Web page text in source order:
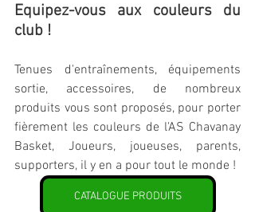
Equipez-vous aux couleurs du
club !
Tenues d'entraînements, équipements
sortie, accessoires, de nombreux
produits vous sont proposés, pour porter
fièrement les couleurs de l'AS Chavanay
Basket, Joueurs, joueuses, parents,
supporters, il y en a pour tout le monde !
CATALOGUE PRODUITS